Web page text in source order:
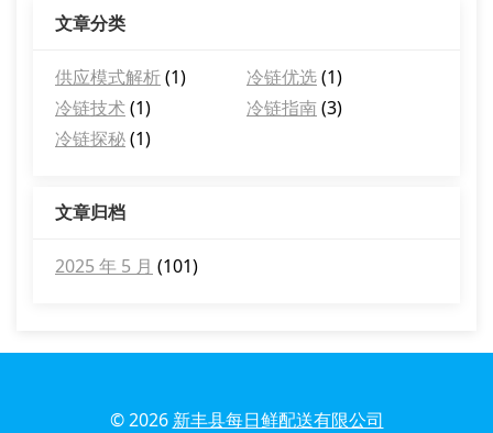
文章分类
供应模式解析(1) 冷链优选(1)
冷链技术(1) 冷链指南(3)
冷链探秘(1)
文章归档
2025 年 5 月 (101)
© 2026 新丰县每日鲜配送有限公司